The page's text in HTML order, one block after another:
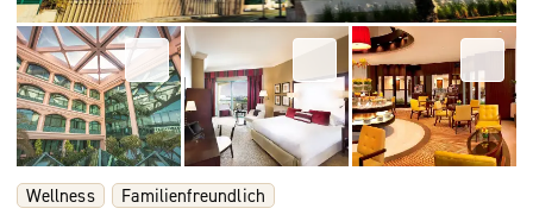
Wellness
Familienfreundlich